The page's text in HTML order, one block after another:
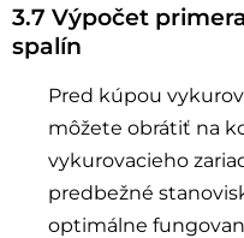
3.7 Výpočet
spalín
Pred kúpou
môžete obrátiť na
vykurovacieho
predbežné
optimálne